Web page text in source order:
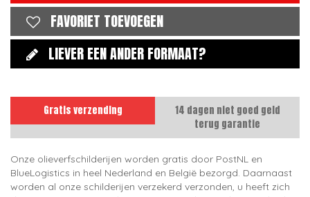
FAVORIET TOEVOEGEN
LIEVER EEN ANDER FORMAAT?
Gratis verzending
14 dagen niet goed geld
terug garantie
Onze olieverfschilderijen worden gratis door PostNL en
BlueLogistics in heel Nederland en België bezorgd. Daarnaast
worden al onze schilderijen verzekerd verzonden, u heeft zich